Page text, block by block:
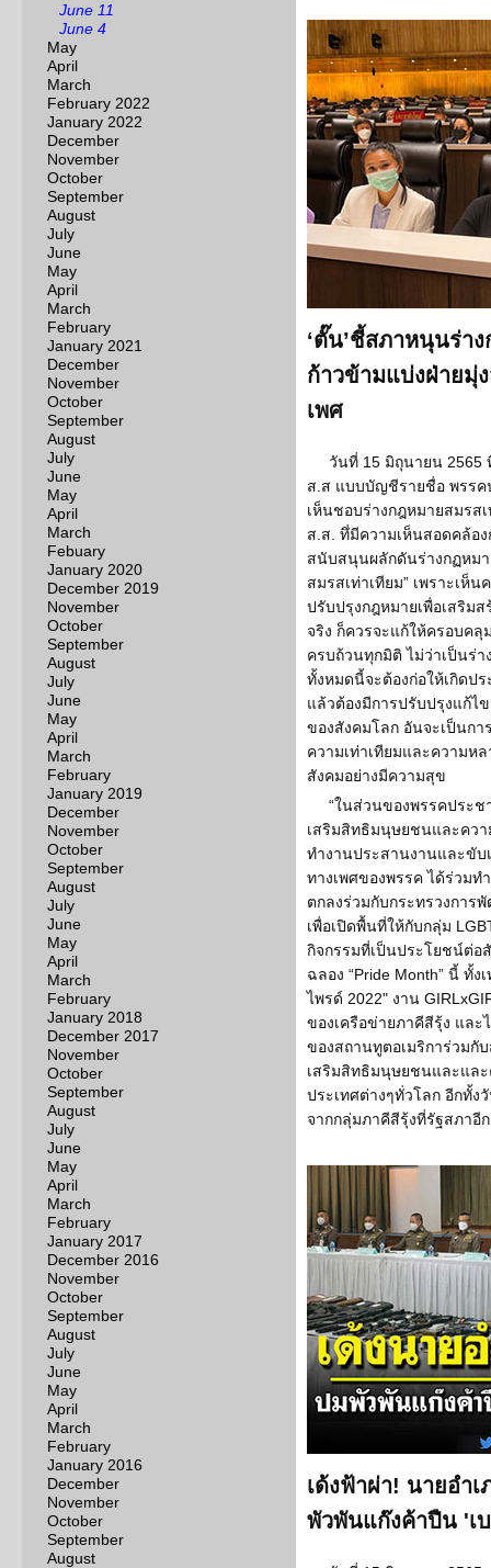
June 11
June 4
May
April
March
February 2022
January 2022
December
November
October
September
August
July
June
May
April
March
February
January 2021
December
November
October
September
August
July
June
May
April
March
Febuary
January 2020
December 2019
November
October
September
August
July
June
May
April
March
February
January 2019
December
November
October
September
August
July
June
May
April
March
February
January 2018
December 2017
November
October
September
August
July
June
May
April
March
February
January 2017
December 2016
November
October
September
August
July
June
May
April
March
February
January 2016
December
November
October
September
August
‘ตั๊น’ชี้สภาหนุนร่า
ก้าวข้ามแบ่งฝ่ายมุ่
เพศ
วันที่ 15 มิถุนายน 2565
ส.ส แบบบัญชีรายชื่อ พรรค
เห็นชอบร่างกฎหมายสมรส
ส.ส. ทึ่มีความเห็นสอดคล้อ
สนับสนุนผลักดันร่างกฏหม
สมรสเท่าเทียม” เพราะเห็
ปรับปรุงกฎหมายเพื่อเสริม
จริง ก็ควรจะแก้ให้ครอบค
ครบถ้วนทุกมิติ ไม่ว่าเป็นร่
ทั้งหมดนี้จะต้องก่อให้เกิดป
แล้วต้องมีการปรับปรุงแก้ไ
ของสังคมโลก อันจะเป็นกา
ความเท่าเทียมและความห
สังคมอย่างมีความสุข
“ในส่วนของพรรคประ
เสริมสิทธิมนุษยชนและคว
ทำงานประสานงานและขั
ทางเพศของพรรค ได้ร่วมท
ตกลงร่วมกับกระทรวงกา
เพื่อเปิดพื้นที่ให้กับกลุ่ม
กิจกรรมที่เป็นประโยชน์ต่อ
ฉลอง “Pride Month” นี้ ทั้
ไพรด์ 2022" งาน
ของเครือข่ายภาคีสีรุ้ง และ
ของสถานทูตอเมริการ่วมกั
เสริมสิทธิมนุษยชนและและ
ประเทศต่างๆทั่วโลก อีกทั้
จากกลุ่มภาคีสีรุ้งที่รัฐสภาอี
เด้งฟ้าผ่า! นายอำ
พัวพันแก๊งค้าปืน 'เ